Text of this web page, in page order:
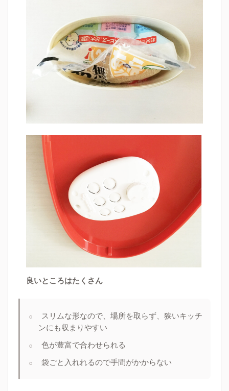
良いところはたくさん
スリムな形なので、場所を取らず、狭いキッチ
ンにも収まりやすい
色が豊富で合わせられる
袋ごと入れれるので手間がかからない